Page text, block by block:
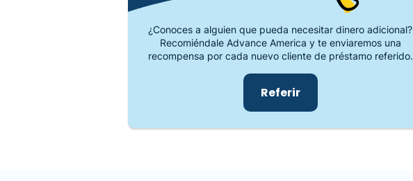
¿Conoces a alguien que pueda necesitar dinero adicional?
Recomiéndale Advance America y te enviaremos una
recompensa por cada nuevo cliente de préstamo referido.
Referir